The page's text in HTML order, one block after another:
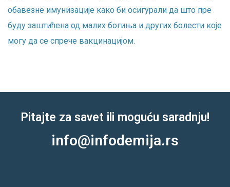
обавезне имунизације како би осигурали да што пре
буду заштићена од малих богиња и других болести које
могу да се спрече вакцинацијом.
Pitajte za savet ili moguću saradnju!
info@infodemija.rs